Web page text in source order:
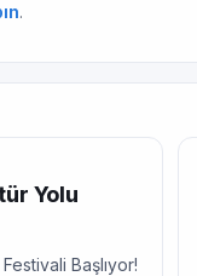
.
Yolu
Başlıyor!